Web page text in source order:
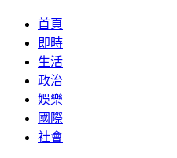
首頁
即時
生活
政治
娛樂
國際
社會